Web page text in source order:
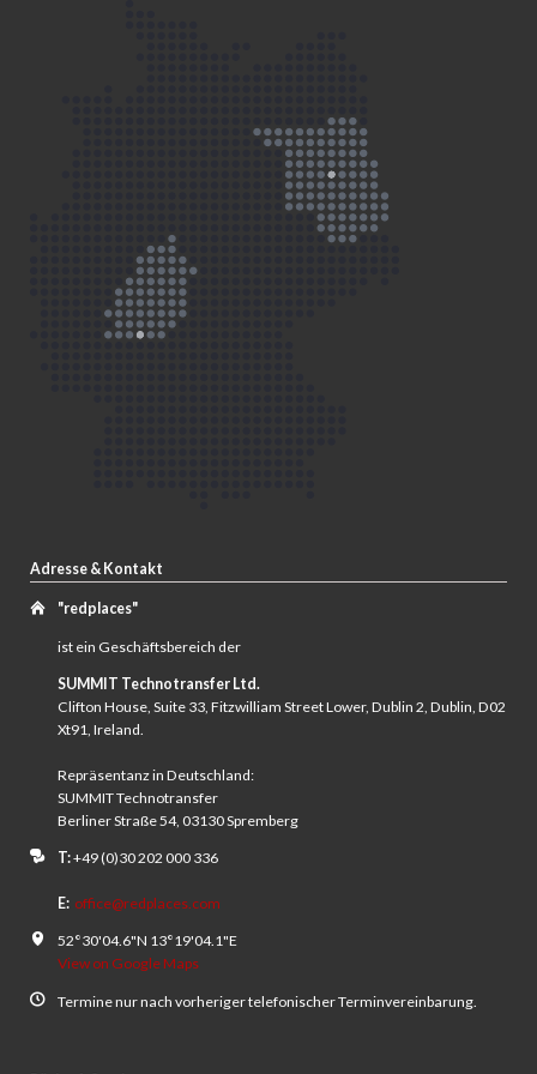
Adresse & Kontakt
"redplaces"
ist ein Geschäftsbereich der
SUMMIT Technotransfer Ltd.
Clifton House, Suite 33, Fitzwilliam Street Lower, Dublin 2, Dublin, D02
Xt91, Ireland.
Repräsentanz in Deutschland:
SUMMIT Technotransfer
Berliner Straße 54, 03130 Spremberg
T:+49 (0)30 202 000 336
E: office@redplaces.com
52°30'04.6"N 13°19'04.1"E
View on Google Maps
Termine nur nach vorheriger telefonischer Terminvereinbarung.